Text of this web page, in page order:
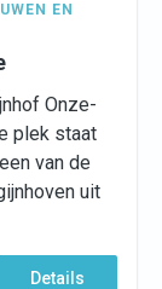
EN
Onze-
plek staat
van de
uit
Details